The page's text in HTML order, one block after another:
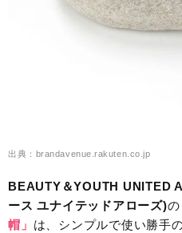
出典：brandavenue.rakuten.co.jp
BEAUTY＆YOUTH UNITED
ース ユナイテッドアローズ)の
帽」 は、シンプルで使い勝手